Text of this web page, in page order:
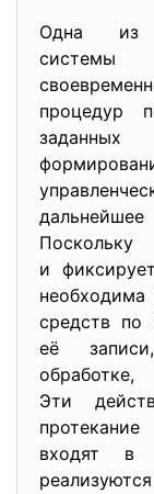
Одна из
системы
процедур
и
необходима
средств по
её
Эти
входят в